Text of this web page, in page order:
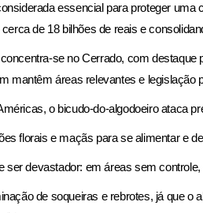
essencial para proteger
de 18 bilhões de reais e
se no Cerrado, com
mantêm áreas relevantes e legislação
o bicudo-do-algodoeiro ataca
florais e maçãs para se alimentar e
ser devastador: em áreas sem
de soqueiras e rebrotes, já que o